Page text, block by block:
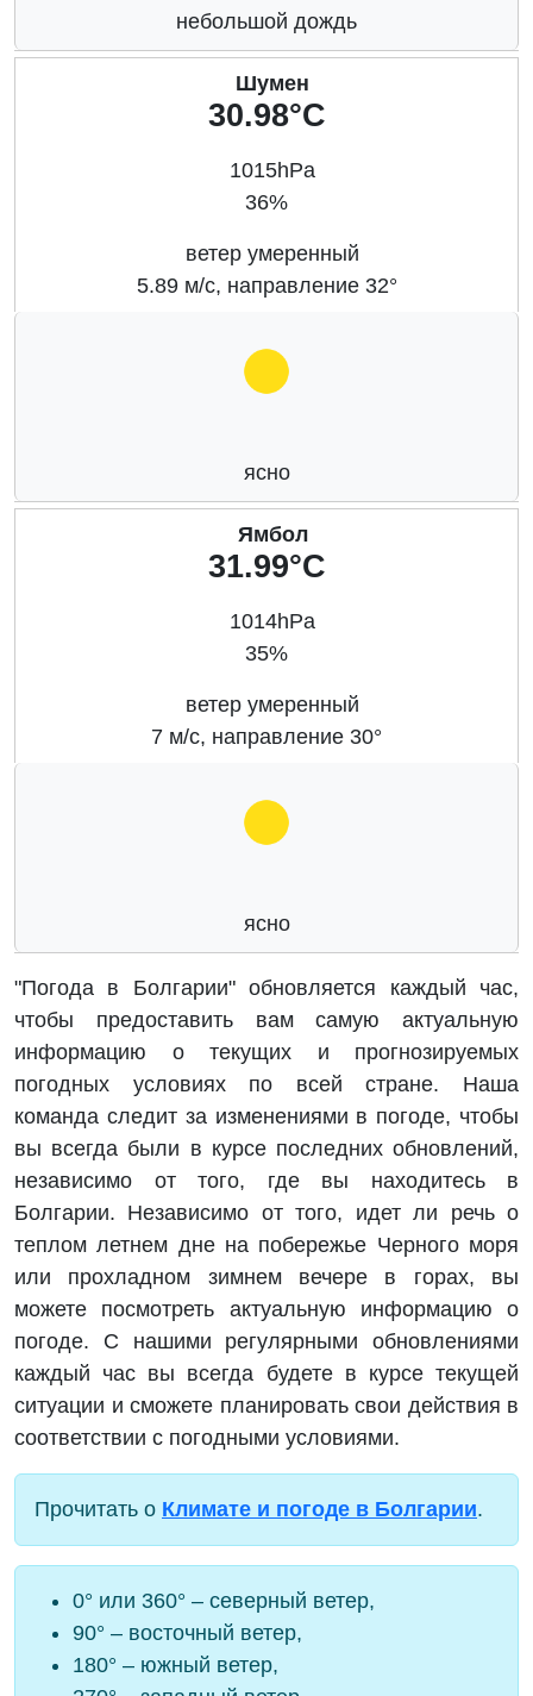
небольшой дождь
Шумен
30.98°C
1015hPa
36%
ветер умеренный
5.89 м/с, направление 32°
ясно
Ямбол
31.99°C
1014hPa
35%
ветер умеренный
7 м/с, направление 30°
ясно
"Погода в Болгарии" обновляется каждый час,
чтобы предоставить вам самую актуальную
информацию о текущих и прогнозируемых
погодных условиях по всей стране. Наша
команда следит за изменениями в погоде, чтобы
вы всегда были в курсе последних обновлений,
независимо от того, где вы находитесь в
Болгарии. Независимо от того, идет ли речь о
теплом летнем дне на побережье Черного моря
или прохладном зимнем вечере в горах, вы
можете посмотреть актуальную информацию о
погоде. С нашими регулярными обновлениями
каждый час вы всегда будете в курсе текущей
ситуации и сможете планировать свои действия в
соответствии с погодными условиями.
Прочитать о Климате и погоде в Болгарии.
0° или 360° – северный ветер,
90° – восточный ветер,
180° – южный ветер,